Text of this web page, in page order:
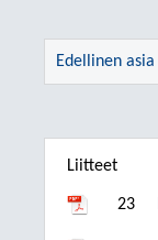
Edellinen asia
Liitteet
23